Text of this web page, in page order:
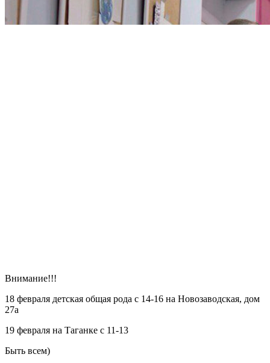
Внимание!!!
18 февраля детская общая рода с 14-16 на Новозаводская, дом
27а
19 февраля на Таганке с 11-13
Быть всем)